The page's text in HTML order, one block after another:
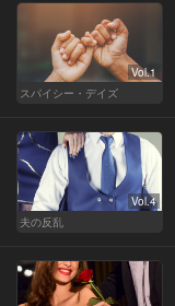
Vol.1
スパイシー・デイズ
Vol.4
夫の反乱